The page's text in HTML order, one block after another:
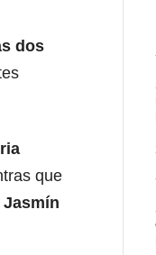
dos
que
Jasmín